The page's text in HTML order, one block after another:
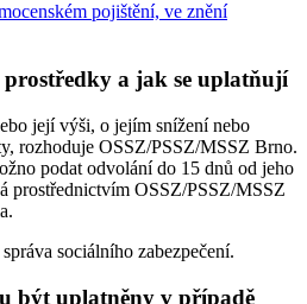
pojištění, ve znění
prostředky a jak se uplatňují
její výši, o jejím snížení nebo
rozhoduje OSSZ/PSSZ/MSSZ Brno.
podat odvolání do 15 dnů od jeho
prostřednictvím OSSZ/PSSZ/MSSZ
sociálního zabezpečení.
být uplatněny v případě